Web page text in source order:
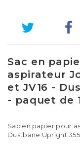
Sac en
aspirateur
et JV16 -
- paquet de
Sac en papier pour
Dustbane Upright